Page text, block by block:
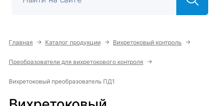
Главная → Каталог продукции → Вихретоковый контроль →
Преобразователи для вихретокового контроля →
Вихретоковый преобразователь ПД1